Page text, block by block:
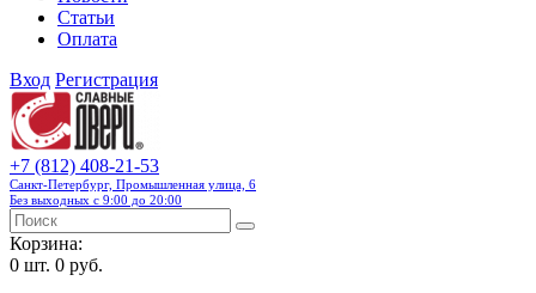
Статьи
Оплата
Вход Регистрация
+7 (812) 408-21-53
Санкт-Петербург, Промышленная улица, 6
Без выходных с 9:00 до 20:00
Корзина:
0 шт. 0 руб.